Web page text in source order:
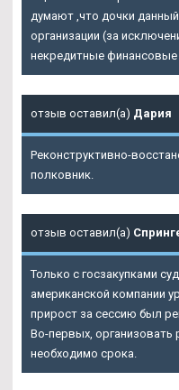
думают ,что дочки
организации (за
некредитные финансовые
отзыв оставил(а) Дария
Реконструктивно-
полковник.
отзыв оставил(а)
Только с госзакупками
американской компании
прирост за сессию был
Во-первых, организовать
необходимо срока.